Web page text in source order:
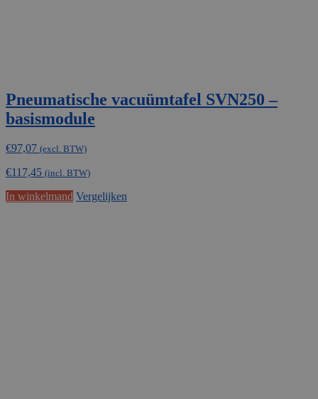
Pneumatische vacuümtafel SVN250 –
basismodule
€97,07 (excl. BTW)
€117,45 (incl. BTW)
In winkelmand Vergelijken